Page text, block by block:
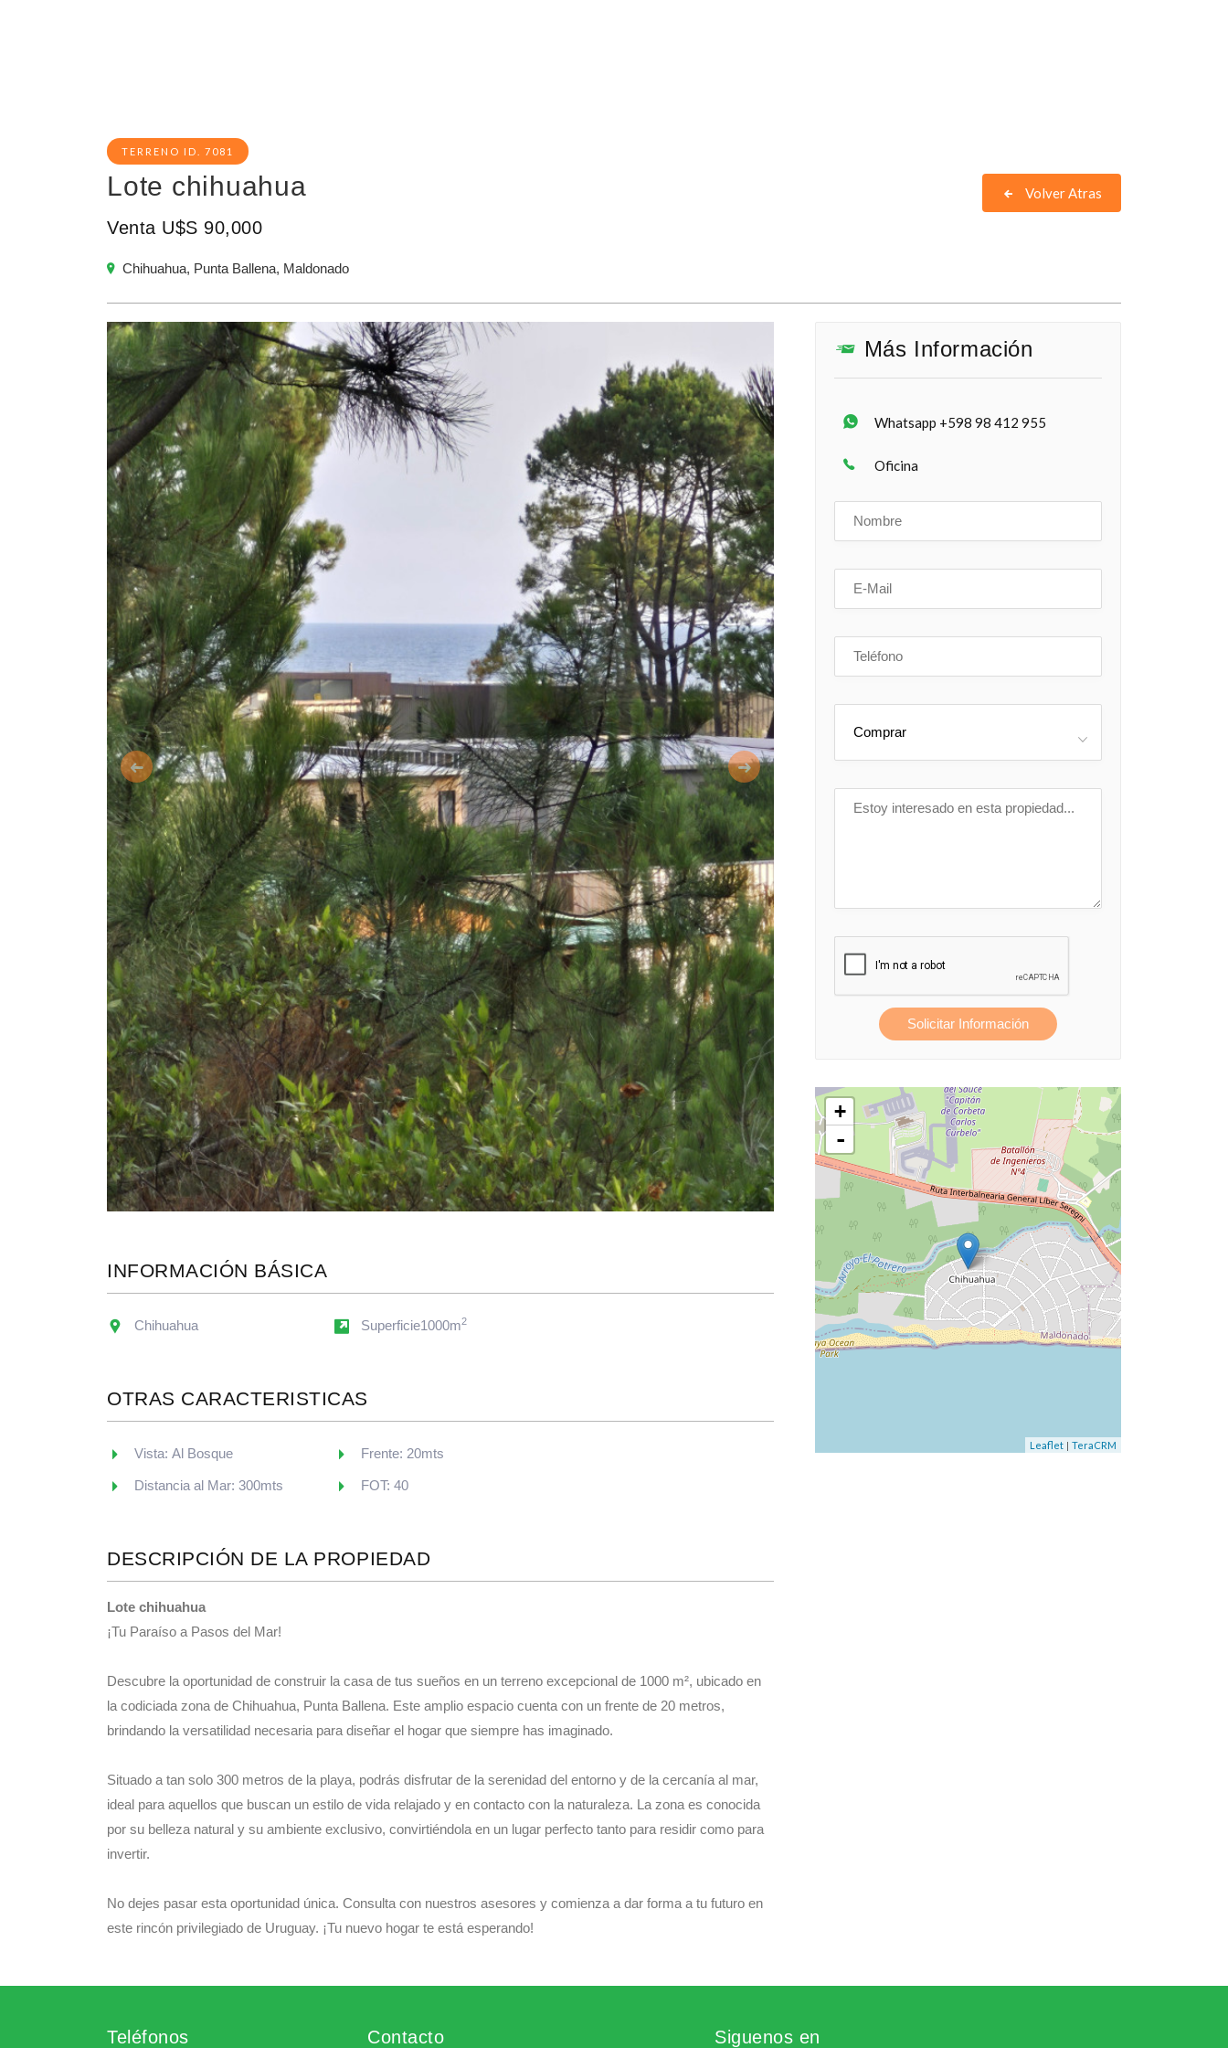
TERRENO ID. 7081
Lote chihuahua
Venta U$S 90,000
Chihuahua, Punta Ballena, Maldonado
Volver Atras
Anterior Siguiente
INFORMACIÓN BÁSICA
Chihuahua Superficie1000m2
OTRAS CARACTERISTICAS
Vista: Al Bosque
Distancia al Mar: 300mts
Frente: 20mts
FOT: 40
DESCRIPCIÓN DE LA PROPIEDAD
Lote chihuahua
¡Tu Paraíso a Pasos del Mar!
Descubre la oportunidad de construir la casa de tus sueños en un terreno excepcional de 1000 m², ubicado en
la codiciada zona de Chihuahua, Punta Ballena. Este amplio espacio cuenta con un frente de 20 metros,
brindando la versatilidad necesaria para diseñar el hogar que siempre has imaginado.
Situado a tan solo 300 metros de la playa, podrás disfrutar de la serenidad del entorno y de la cercanía al mar,
ideal para aquellos que buscan un estilo de vida relajado y en contacto con la naturaleza. La zona es conocida
por su belleza natural y su ambiente exclusivo, convirtiéndola en un lugar perfecto tanto para residir como para
invertir.
No dejes pasar esta oportunidad única. Consulta con nuestros asesores y comienza a dar forma a tu futuro en
este rincón privilegiado de Uruguay. ¡Tu nuevo hogar te está esperando!
Más Información
Whatsapp +598 98 412 955
Oficina
Comprar
Solicitar Información
+
-
Leaflet | TeraCRM
Teléfonos Contacto Siguenos en